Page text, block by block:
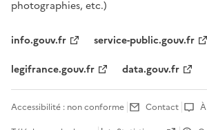
photographies, etc.)
info.gouv.fr
service-public.gouv.fr
legifrance.gouv.fr
data.gouv.fr
Accessibilité : non conforme Contact